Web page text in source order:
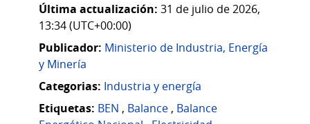
Última actualización: 31 de julio de 2026,
13:34 (UTC+00:00)
Publicador: Ministerio de Industria, Energía
y Minería
Categorias: Industria y energía
Etiquetas: BEN , Balance , Balance